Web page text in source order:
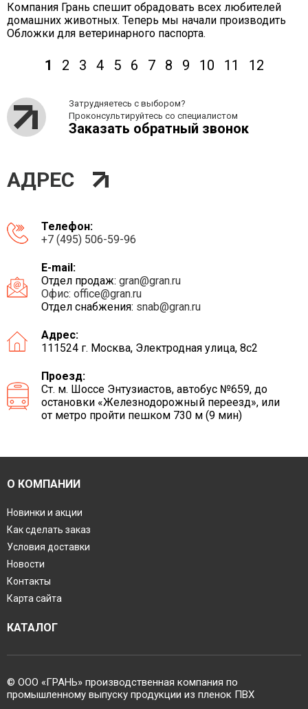
Компания Грань спешит обрадовать всех любителей
домашних животных. Теперь мы начали производить
Обложки для ветеринарного паспорта.
1 2 3 4 5 6 7 8 9 10 11 12
Затрудняетесь с выбором?
Проконсультируйтесь со специалистом
Заказать обратный звонок
АДРЕС
Телефон:
+7 (495) 506-59-96
E-mail:
Отдел продаж: gran@gran.ru
Офис: office@gran.ru
Отдел снабжения: snab@gran.ru
Адрес:
111524 г. Москва, Электродная улица, 8с2
Проезд:
Ст. м. Шоссе Энтузиастов, автобус №659, до
остановки «Железнодорожный переезд», или
от метро пройти пешком 730 м (9 мин)
О КОМПАНИИ
Новинки и акции
Как сделать заказ
Условия доставки
Новости
Контакты
Карта сайта
КАТАЛОГ
© ООО «ГРАНЬ» производственная компания по
промышленному выпуску продукции из пленок ПВХ